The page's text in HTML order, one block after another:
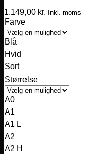
1.149,00 kr. Inkl. moms
Farve
Blå
Hvid
Sort
Størrelse
A0
A1
A1 L
A2
A2 H